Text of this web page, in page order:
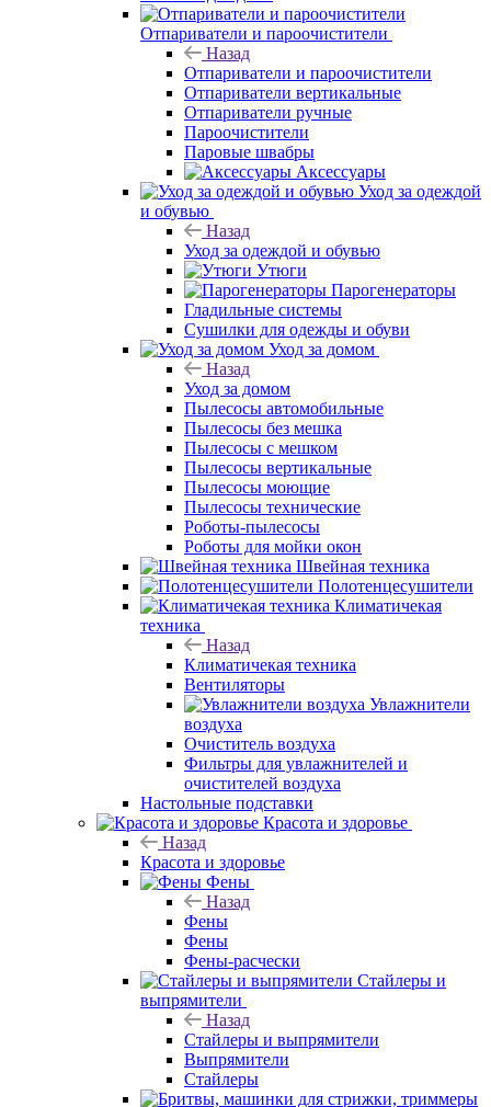
Отпариватели и пароочистители
Назад
Отпариватели и пароочистители
Отпариватели вертикальные
Отпариватели ручные
Пароочистители
Паровые швабры
Аксессуары
Уход за одеждой
и обувью
Назад
Уход за одеждой и обувью
Утюги
Парогенераторы
Гладильные системы
Сушилки для одежды и обуви
Уход за домом
Назад
Уход за домом
Пылесосы автомобильные
Пылесосы без мешка
Пылесосы с мешком
Пылесосы вертикальные
Пылесосы моющие
Пылесосы технические
Роботы-пылесосы
Роботы для мойки окон
Швейная техника
Полотенцесушители
Климатичекая
техника
Назад
Климатичекая техника
Вентиляторы
Увлажнители
воздуха
Очиститель воздуха
Фильтры для увлажнителей и
очистителей воздуха
Настольные подставки
Красота и здоровье
Назад
Красота и здоровье
Фены
Назад
Фены
Фены
Фены-расчески
Стайлеры и
выпрямители
Назад
Стайлеры и выпрямители
Выпрямители
Стайлеры